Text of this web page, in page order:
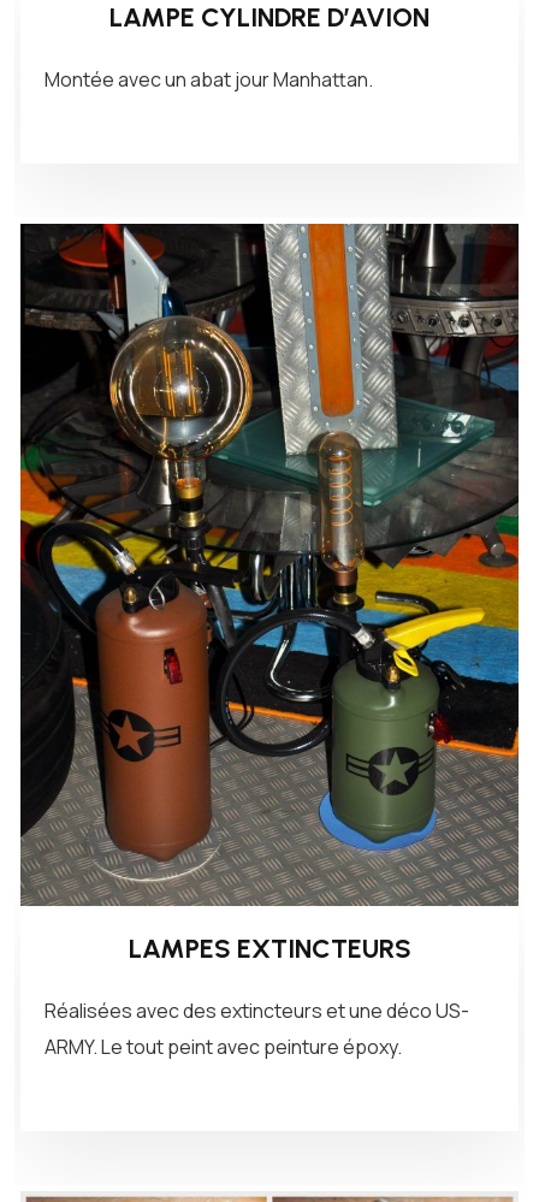
LAMPE CYLINDRE D’AVION
Montée avec un abat jour Manhattan.
LAMPES EXTINCTEURS
Réalisées avec des extincteurs et une déco US-
ARMY. Le tout peint avec peinture époxy.